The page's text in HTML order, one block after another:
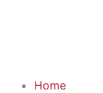
Home